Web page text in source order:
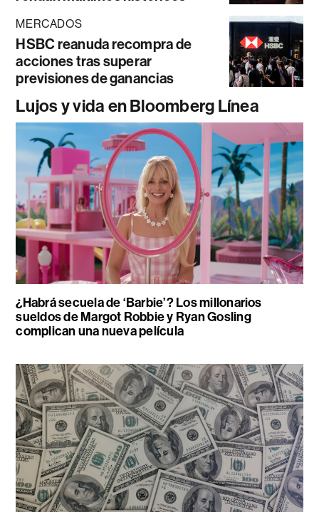
MERCADOS
HSBC reanuda recompra de
acciones tras superar
previsiones de ganancias
Lujos y vida en Bloomberg Línea
¿Habrá secuela de ‘Barbie’? Los millonarios
sueldos de Margot Robbie y Ryan Gosling
complican una nueva película